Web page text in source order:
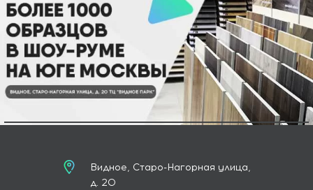
Видное, Старо-Нагорная улица,
д. 20